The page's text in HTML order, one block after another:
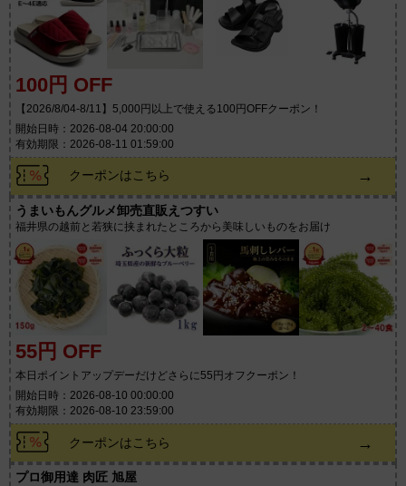
100円 OFF
【2026/8/04-8/11】5,000円以上で使える100円OFFクーポン！
開始日時：2026-08-04 20:00:00
有効期限：2026-08-11 01:59:00
クーポンはこちら →
うまいもんグルメ卸売直販えつすい
福井県の越前と若狭に挟まれたところから美味しいものをお届け
55円 OFF
本日ポイントアップデーだけどさらに55円オフクーポン！
開始日時：2026-08-10 00:00:00
有効期限：2026-08-10 23:59:00
クーポンはこちら →
プロ御用達 肉匠 旭屋